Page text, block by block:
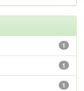
1
1
1